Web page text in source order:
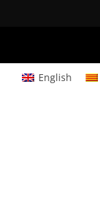
English